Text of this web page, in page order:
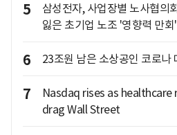
5
삼성전자, 사업장별 노사협의
잃은 초기업 노조 '영향력 만
6 23조원 남은 소상공인 코로
7
Nasdaq rises as
drag Wall Street